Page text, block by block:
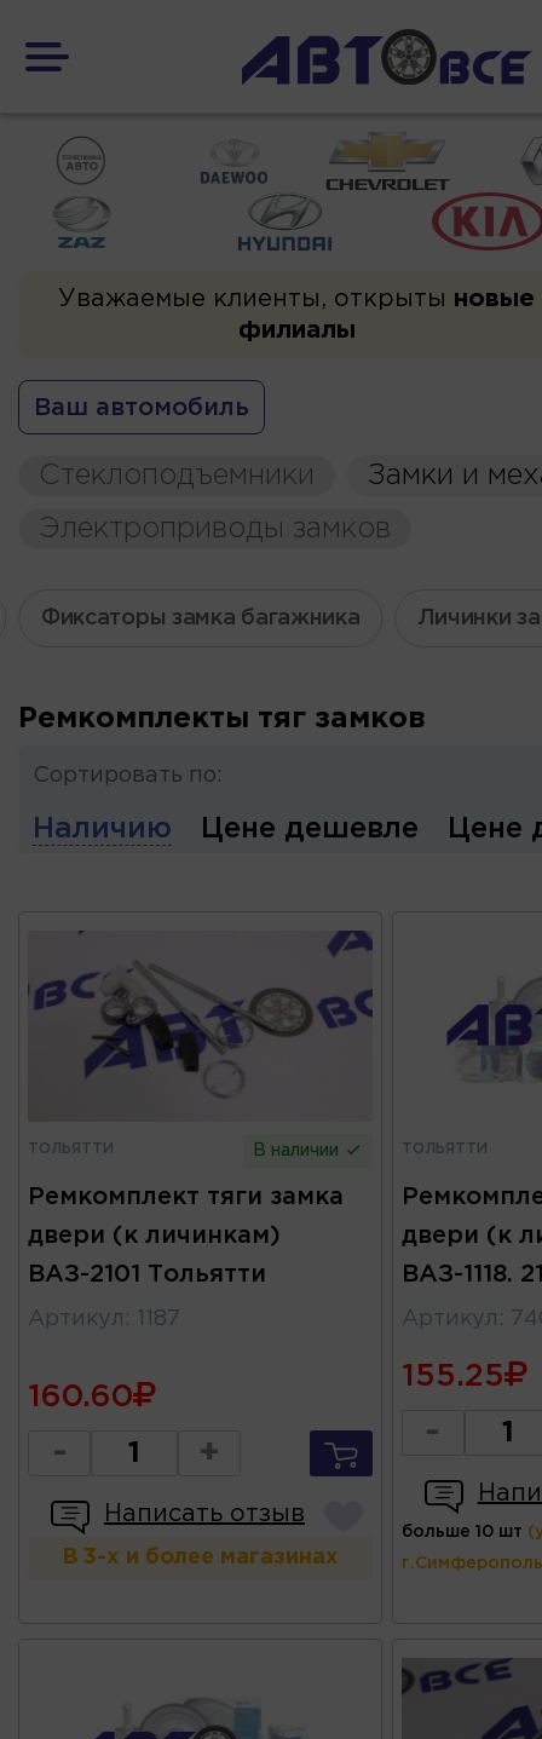
Уважаемые клиенты, открыты новые
филиалы
Ваш автомобиль
Стеклоподъемники
Замки и
Электроприводы замков
Фиксаторы замка багажника Личинки
Ремкомплекты тяг замков
Сортировать по:
Наличию Цене дешевле Цене
ТОЛЬЯТТИ В наличии
Ремкомплект тяги замка
двери (к личинкам)
ВАЗ-2101 Тольятти
Артикул : 1187
160.60
- +
Написать отзыв
В 3-х и более магазинах
ТОЛЬЯТТИ
двери (к
ВАЗ-1118.
Артикул :
155.25
-
больше 10 шт